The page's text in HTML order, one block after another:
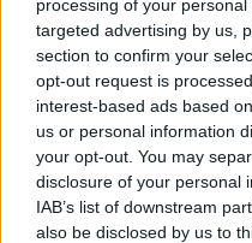
processing of your
targeted advertising by us,
section to confirm your
opt-out request is
interest-based ads based
us or personal information
your opt-out. You may
disclosure of your personal
IAB’s list of downstream
also be disclosed by us to